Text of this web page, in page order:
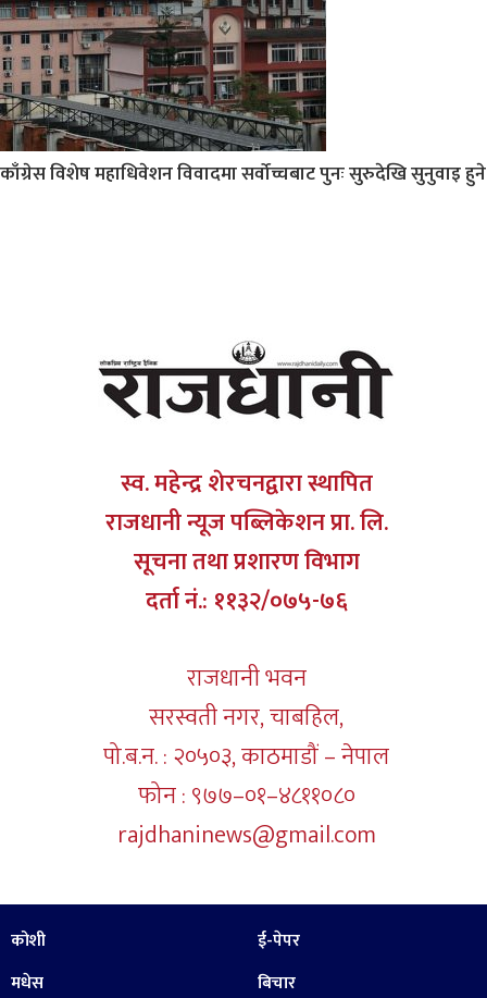
काँग्रेस विशेष महाधिवेशन विवादमा सर्वोच्चबाट पुनः सुरुदेखि सुनुवाइ हुने
स्व. महेन्द्र शेरचनद्वारा स्थापित
राजधानी न्यूज पब्लिकेशन प्रा. लि.
सूचना तथा प्रशारण विभाग
दर्ता नं.: ११३२/०७५-७६
राजधानी भवन
सरस्वती नगर, चाबहिल,
पो.ब.न. : २०५०३, काठमाडौं – नेपाल
फोन : ९७७–०१–४८११०८०
rajdhaninews@gmail.com
कोशी
मधेस
ई-पेपर
बिचार